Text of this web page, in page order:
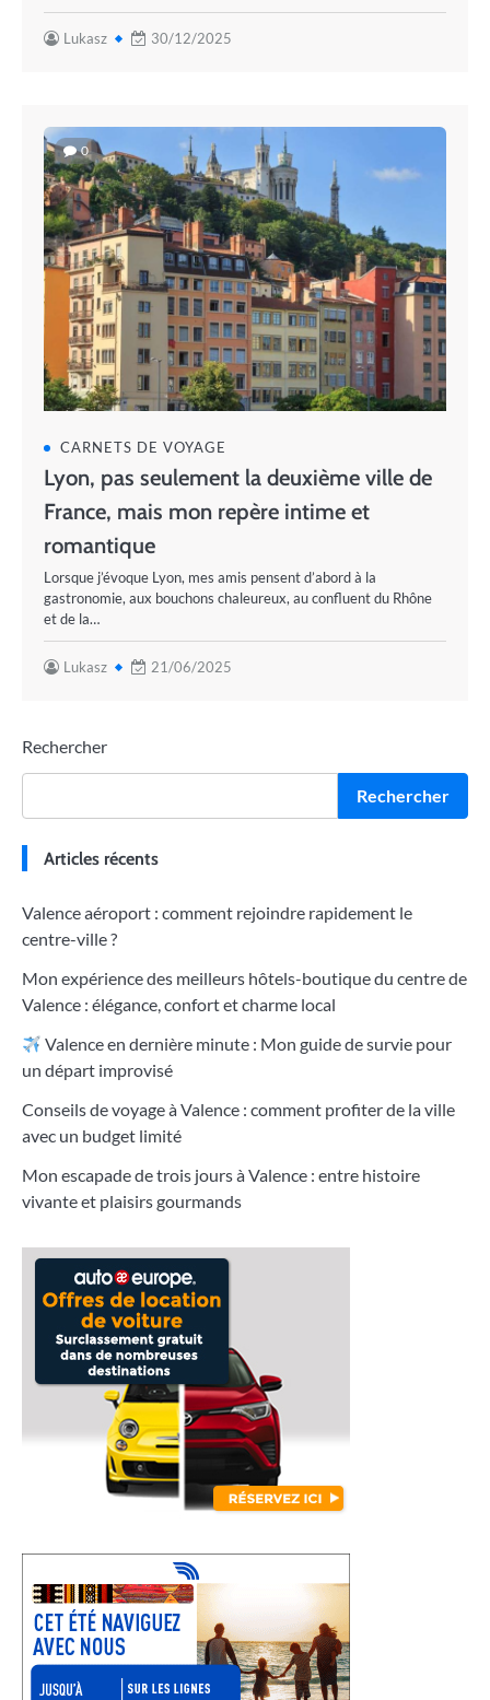
Lukasz 30/12/2025
0
CARNETS DE VOYAGE
Lyon, pas seulement la deuxième ville de
France, mais mon repère intime et
romantique
Lorsque j’évoque Lyon, mes amis pensent d’abord à la
gastronomie, aux bouchons chaleureux, au confluent du Rhône
et de la…
Lukasz 21/06/2025
Rechercher
Rechercher
Articles récents
Valence aéroport : comment rejoindre rapidement le
centre-ville ?
Mon expérience des meilleurs hôtels-boutique du centre de
Valence : élégance, confort et charme local
Valence en dernière minute : Mon guide de survie pour
un départ improvisé
Conseils de voyage à Valence : comment profiter de la ville
avec un budget limité
Mon escapade de trois jours à Valence : entre histoire
vivante et plaisirs gourmands